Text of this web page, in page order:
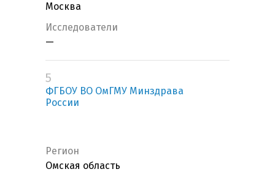
Москва
Исследователи
—
5
ФГБОУ ВО ОмГМУ Минздрава
России
Регион
Омская область